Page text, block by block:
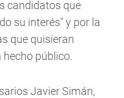
candidatos que
su interés" y por la
que quisieran
hecho público.
Javier Simán,